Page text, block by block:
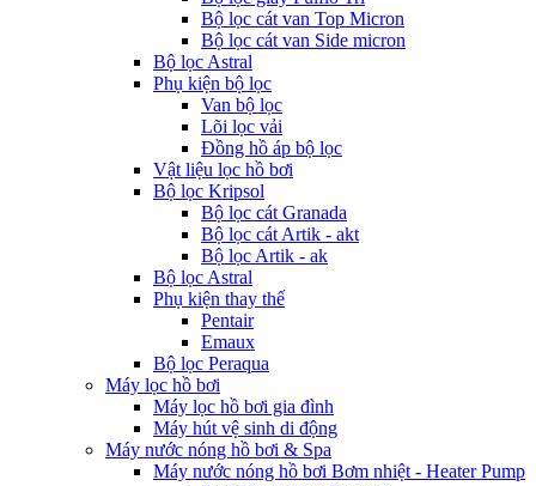
Bộ lọc cát van Top Micron
Bộ lọc cát van Side micron
Bộ lọc Astral
Phụ kiện bộ lọc
Van bộ lọc
Lõi lọc vải
Đồng hồ áp bộ lọc
Vật liệu lọc hồ bơi
Bộ lọc Kripsol
Bộ lọc cát Granada
Bộ lọc cát Artik - akt
Bộ lọc Artik - ak
Bộ lọc Astral
Phụ kiện thay thế
Pentair
Emaux
Bộ lọc Peraqua
Máy lọc hồ bơi
Máy lọc hồ bơi gia đình
Máy hút vệ sinh di động
Máy nước nóng hồ bơi & Spa
Máy nước nóng hồ bơi Bơm nhiệt - Heater Pump